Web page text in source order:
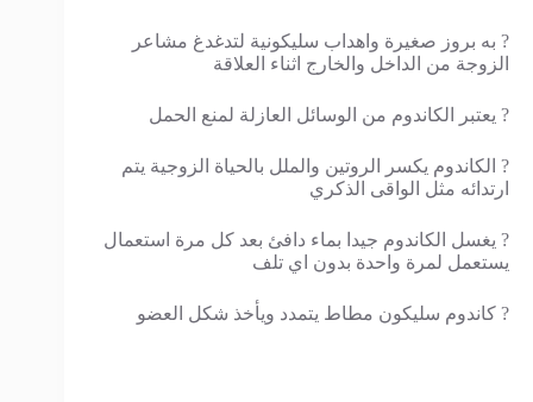
? به بروز صغيرة واهداب سليكونية لتدغدغ مشاعر
الزوجة من الداخل والخارج اثناء العلاقة
? يعتبر الكاندوم من الوسائل العازلة لمنع الحمل
? الكاندوم يكسر الروتين والملل بالحياة الزوجية يتم
ارتدائه مثل الواقى الذكري
? يغسل الكاندوم جيدا بماء دافئ بعد كل مرة استعمال
يستعمل لمرة واحدة بدون اي تلف
? كاندوم سليكون مطاط يتمدد ويأخذ شكل العضو